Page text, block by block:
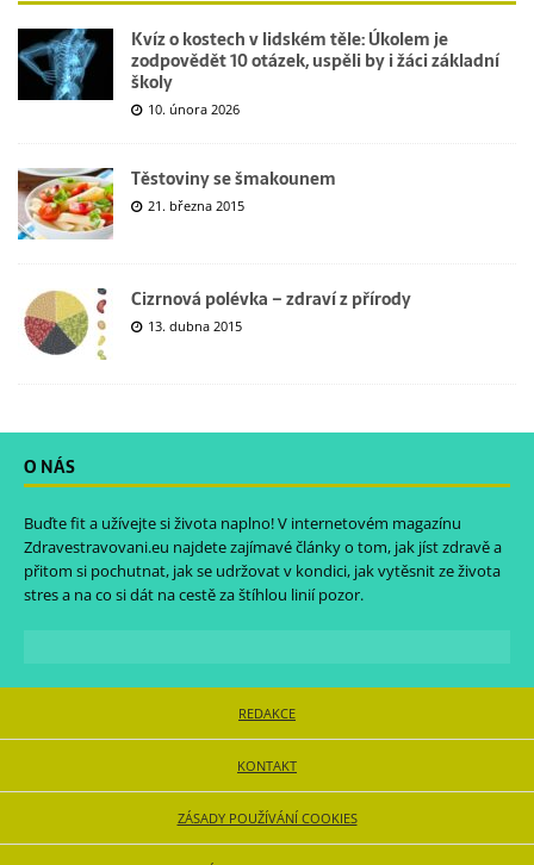
Kvíz o kostech v lidském těle: Úkolem je
zodpovědět 10 otázek, uspěli by i žáci základní
školy
10. února 2026
Těstoviny se šmakounem
21. března 2015
Cizrnová polévka – zdraví z přírody
13. dubna 2015
O NÁS
Buďte fit a užívejte si života naplno! V internetovém magazínu
Zdravestravovani.eu najdete zajímavé články o tom, jak jíst zdravě a
přitom si pochutnat, jak se udržovat v kondici, jak vytěsnit ze života
stres a na co si dát na cestě za štíhlou linií pozor.
REDAKCE
KONTAKT
ZÁSADY POUŽÍVÁNÍ COOKIES